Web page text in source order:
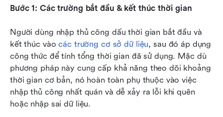
Bước 1: Các trường bắt đầu & kết thúc thời gian
Người dùng nhập thủ công dấu thời gian bắt đầu và
kết thúc vào các trường cơ sở dữ liệu, sau đó áp dụng
công thức để tính tổng thời gian đã sử dụng. Mặc dù
phương pháp này cung cấp khả năng theo dõi khoảng
thời gian cơ bản, nó hoàn toàn phụ thuộc vào việc
nhập thủ công nhất quán và dễ xảy ra lỗi khi quên
hoặc nhập sai dữ liệu.